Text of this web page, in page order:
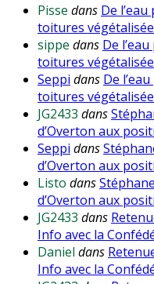
Pisse dans De
toitures
sippe dans De
toitures
Seppi dans De
toitures
JG2433 dans
d’Overton aux
Seppi dans
d’Overton aux
Listo dans
d’Overton aux
JG2433 dans
Info avec la
Daniel dans
Info avec la